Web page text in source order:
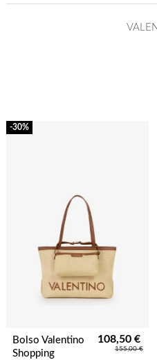
-30%
Bolso Valentino
Shopping
108,50 €
155,00 €